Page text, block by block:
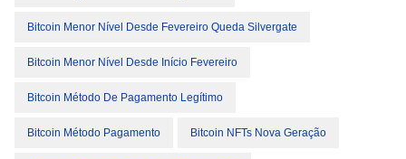
Bitcoin Menor Nível Desde Fevereiro Queda Silvergate
Bitcoin Menor Nível Desde Início Fevereiro
Bitcoin Método De Pagamento Legítimo
Bitcoin Método Pagamento Bitcoin NFTs Nova Geração